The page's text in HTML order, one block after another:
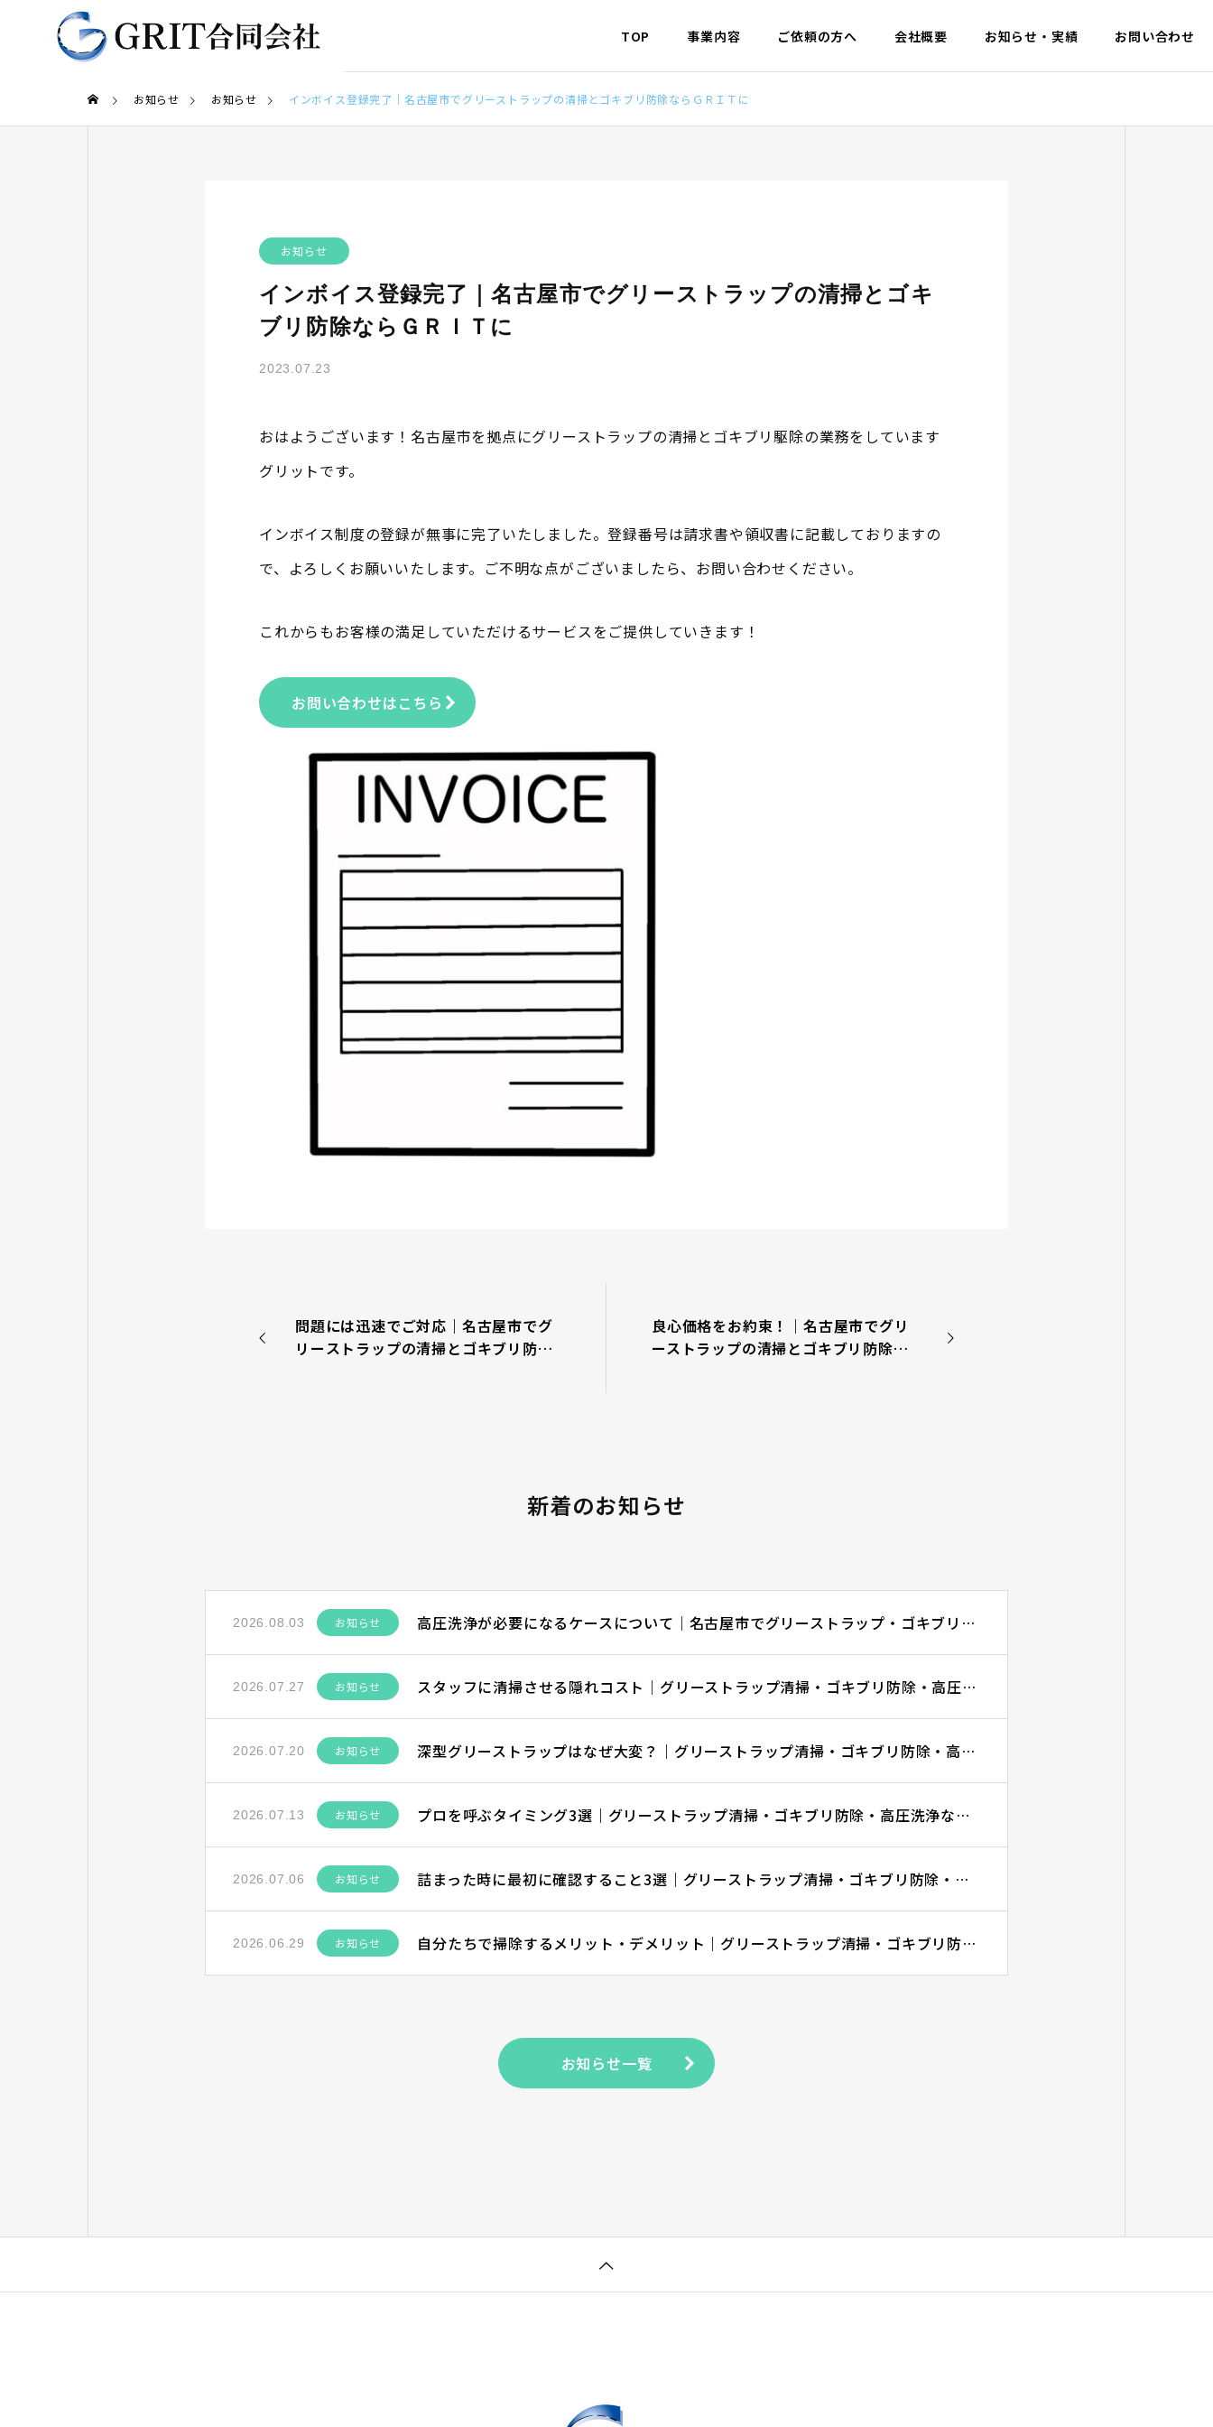
TOP 事業内容 ご依頼の方へ 会社概要 お知らせ・実績 お問い合わせ
お知らせ お知らせ インボイス登録完了｜名古屋市でグリーストラップの清掃とゴキブリ防除ならＧＲＩＴに
お知らせ
インボイス登録完了｜名古屋市でグリーストラップの清掃とゴキ
ブリ防除ならＧＲＩＴに
2023.07.23
おはようございます！名古屋市を拠点にグリーストラップの清掃とゴキブリ駆除の業務をしています
グリットです。
インボイス制度の登録が無事に完了いたしました。登録番号は請求書や領収書に記載しておりますの
で、よろしくお願いいたします。ご不明な点がございましたら、お問い合わせください。
これからもお客様の満足していただけるサービスをご提供していきます！
お問い合わせはこちら
問題には迅速でご対応｜名古屋市でグ
リーストラップの清掃とゴキブリ防除
良心価格をお約束！｜名古屋市でグリ
ーストラップの清掃とゴキブリ防除な
新着のお知らせ
2026.08.03 お知らせ 高圧洗浄が必要になるケースについて｜名古屋市でグリーストラップ・ゴキブリ防除・高圧洗浄ならGRITに
2026.07.27 お知らせ スタッフに清掃させる隠れコスト｜グリーストラップ清掃・ゴキブリ防除・高圧洗浄ならGRITに
2026.07.20 お知らせ 深型グリーストラップはなぜ大変？｜グリーストラップ清掃・ゴキブリ防除・高圧洗浄ならGRITに
2026.07.13 お知らせ プロを呼ぶタイミング3選｜グリーストラップ清掃・ゴキブリ防除・高圧洗浄ならGRITに
2026.07.06 お知らせ 詰まった時に最初に確認すること3選｜グリーストラップ清掃・ゴキブリ防除・高圧洗浄ならGRITに
2026.06.29 お知らせ 自分たちで掃除するメリット・デメリット｜グリーストラップ清掃・ゴキブリ防除・排水管高圧洗浄ならGRIT合同会社にお任せください！
お知らせ一覧